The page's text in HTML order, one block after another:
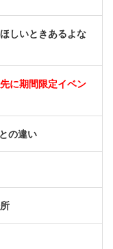
しいときあるよな
に期間限定イベン
の違い